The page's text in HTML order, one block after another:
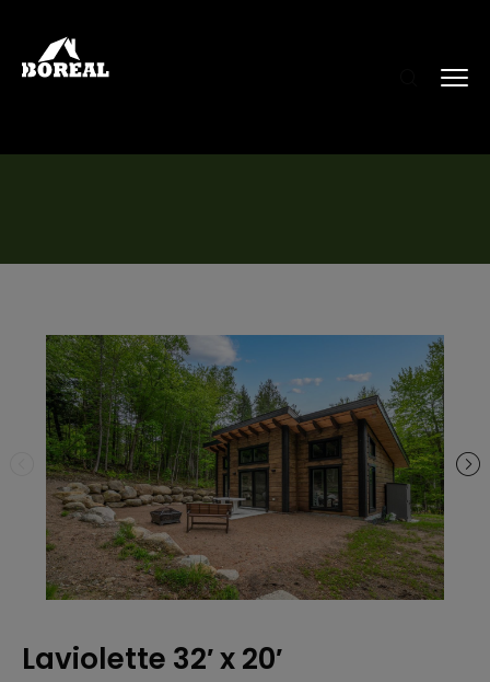
Laviolette 32′ x 20′